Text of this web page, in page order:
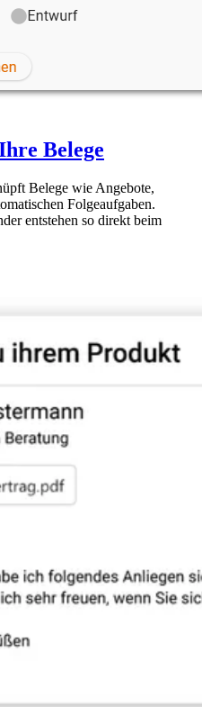
Belege
Belege wie Angebote,
Folgeaufgaben.
entstehen so direkt beim